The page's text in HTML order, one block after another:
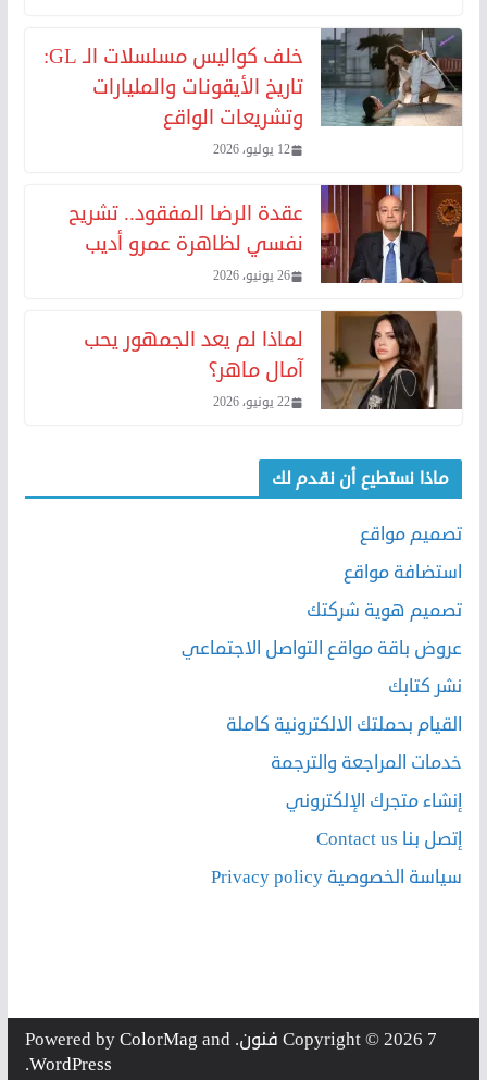
خلف كواليس مسلسلات الـ GL:
تاريخ الأيقونات والمليارات
وتشريعات الواقع
12 يوليو، 2026
عقدة الرضا المفقود.. تشريح
نفسي لظاهرة عمرو أديب
26 يونيو، 2026
لماذا لم يعد الجمهور يحب
آمال ماهر؟
22 يونيو، 2026
ماذا نستطيع أن نقدم لك
تصميم مواقع
استضافة مواقع
تصميم هوية شركتك
عروض باقة مواقع التواصل الاجتماعي
نشر كتابك
القيام بحملتك الالكترونية كاملة
خدمات المراجعة والترجمة
إنشاء متجرك الإلكتروني
إتصل بنا Contact us
سياسة الخصوصية Privacy policy
Copyright © 2026 7 فنون . Powered by
ColorMag and
WordPress
.